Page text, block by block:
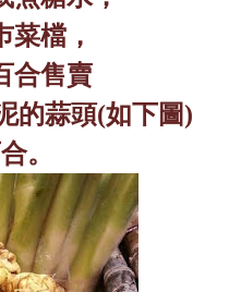
菜檔，
合售賣
的蒜頭(如下圖)
。